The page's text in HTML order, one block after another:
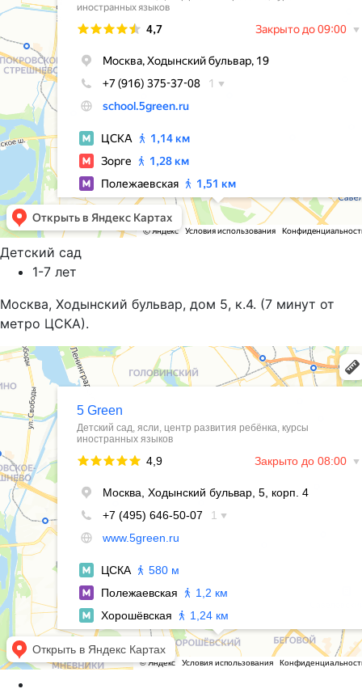
Детский сад
1-7 лет
Москва, Ходынский бульвар, дом 5, к.4. (7 минут от
метро ЦСКА).